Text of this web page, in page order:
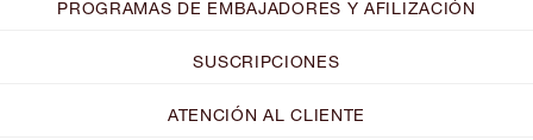
PROGRAMAS DE EMBAJADORES Y AFILIZACIÓN
SUSCRIPCIONES
ATENCIÓN AL CLIENTE